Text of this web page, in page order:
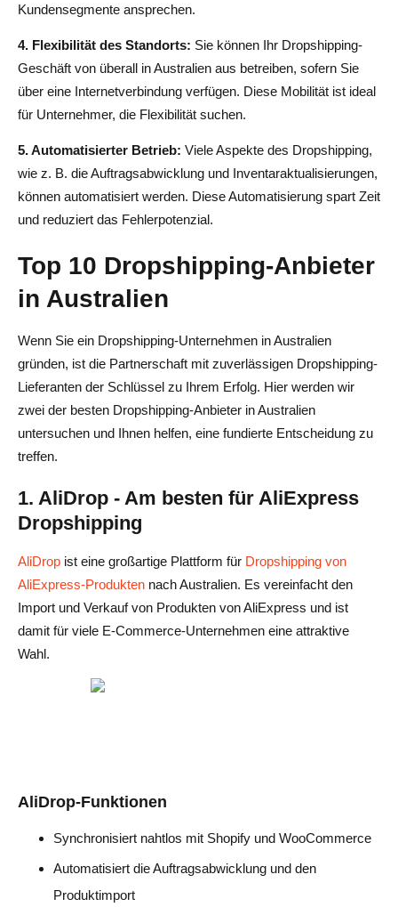
Kundensegmente ansprechen.
4. Flexibilität des Standorts: Sie können Ihr Dropshipping-
Geschäft von überall in Australien aus betreiben, sofern Sie
über eine Internetverbindung verfügen. Diese Mobilität ist ideal
für Unternehmer, die Flexibilität suchen.
5. Automatisierter Betrieb: Viele Aspekte des Dropshipping,
wie z. B. die Auftragsabwicklung und Inventaraktualisierungen,
können automatisiert werden. Diese Automatisierung spart Zeit
und reduziert das Fehlerpotenzial.
Top 10 Dropshipping-Anbieter
in Australien
Wenn Sie ein Dropshipping-Unternehmen in Australien
gründen, ist die Partnerschaft mit zuverlässigen Dropshipping-
Lieferanten der Schlüssel zu Ihrem Erfolg. Hier werden wir
zwei der besten Dropshipping-Anbieter in Australien
untersuchen und Ihnen helfen, eine fundierte Entscheidung zu
treffen.
1. AliDrop - Am besten für AliExpress
Dropshipping
AliDrop ist eine großartige Plattform für Dropshipping von
AliExpress-Produkten nach Australien. Es vereinfacht den
Import und Verkauf von Produkten von AliExpress und ist
damit für viele E-Commerce-Unternehmen eine attraktive
Wahl.
AliDrop-Funktionen
Synchronisiert nahtlos mit Shopify und WooCommerce
Automatisiert die Auftragsabwicklung und den
Produktimport